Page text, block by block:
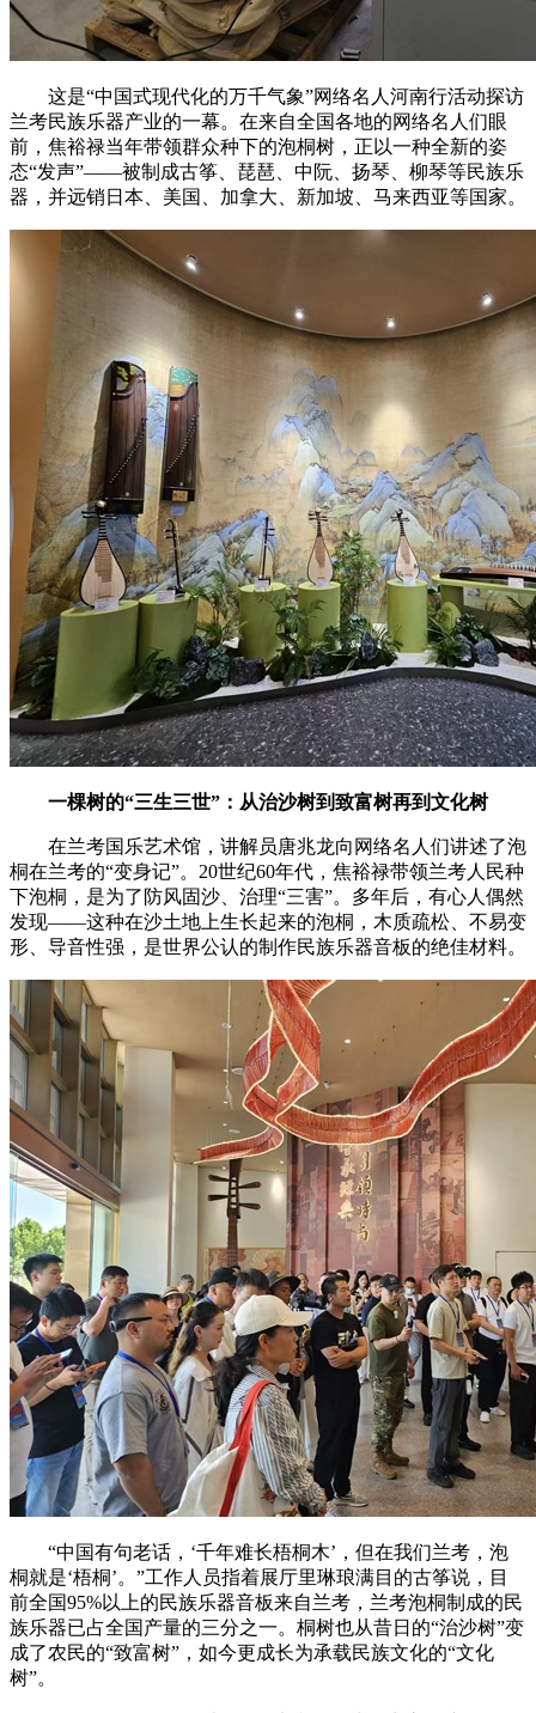
这是“中国式现代化的万千气象”网络名人河南行活动探访
兰考民族乐器产业的一幕。在来自全国各地的网络名人们眼
前，焦裕禄当年带领群众种下的泡桐树，正以一种全新的姿
态“发声”——被制成古筝、琵琶、中阮、扬琴、柳琴等民族乐
器，并远销日本、美国、加拿大、新加坡、马来西亚等国家。
一棵树的“三生三世”：从治沙树到致富树再到文化树
在兰考国乐艺术馆，讲解员唐兆龙向网络名人们讲述了泡
桐在兰考的“变身记”。20世纪60年代，焦裕禄带领兰考人民种
下泡桐，是为了防风固沙、治理“三害”。多年后，有心人偶然
发现——这种在沙土地上生长起来的泡桐，木质疏松、不易变
形、导音性强，是世界公认的制作民族乐器音板的绝佳材料。
“中国有句老话，‘千年难长梧桐木’，但在我们兰考，泡
桐就是‘梧桐’。”工作人员指着展厅里琳琅满目的古筝说，目
前全国95%以上的民族乐器音板来自兰考，兰考泡桐制成的民
族乐器已占全国产量的三分之一。桐树也从昔日的“治沙树”变
成了农民的“致富树”，如今更成长为承载民族文化的“文化
树”。